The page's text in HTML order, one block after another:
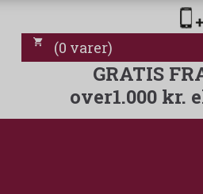
(0 varer)
GRATIS
over1.000 kr.